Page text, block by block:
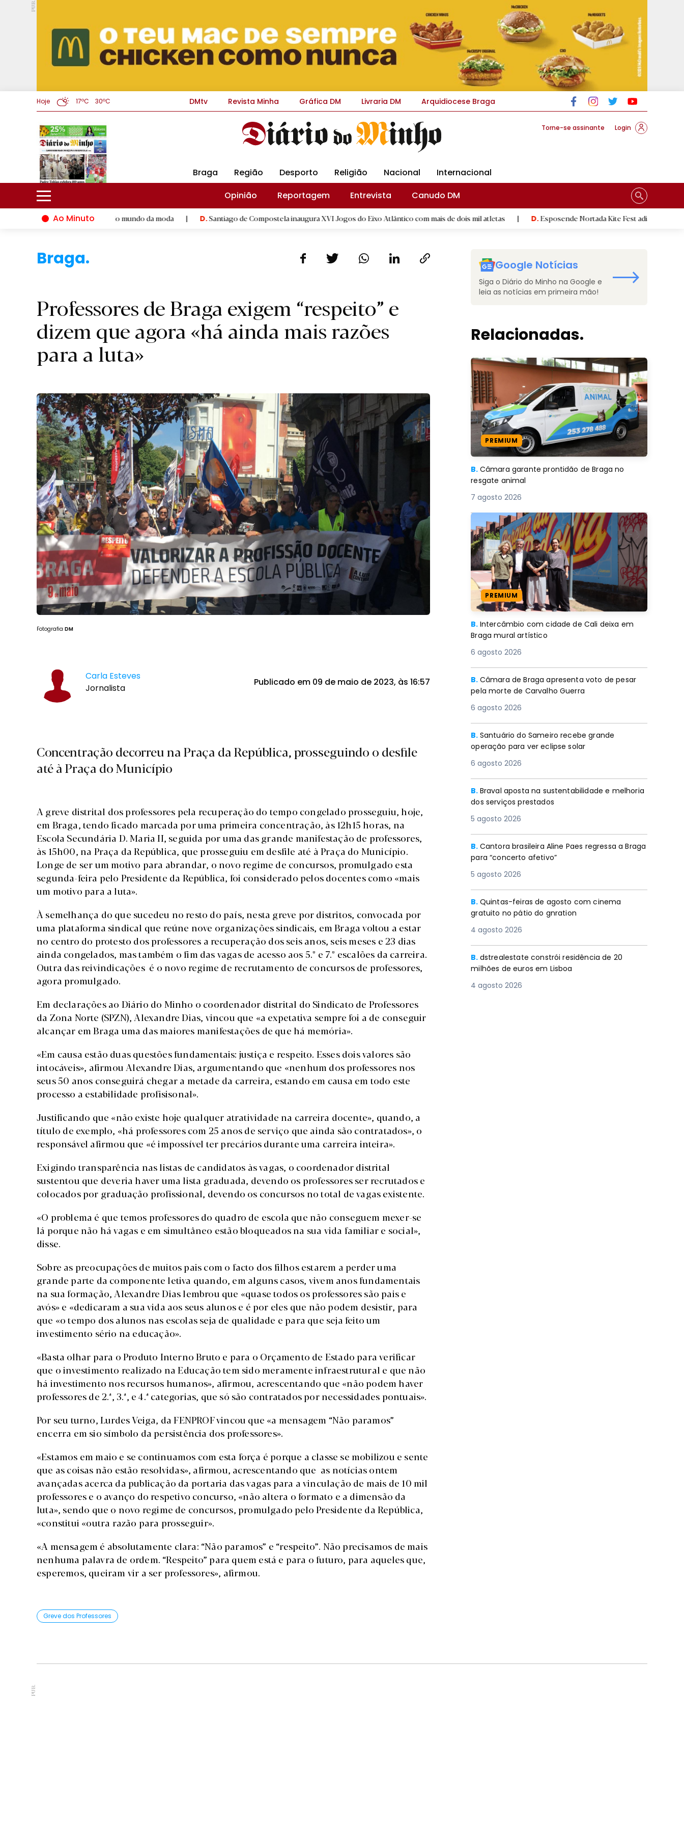
PUB.
Hoje 17ºC 30ºC DMtv Revista Minha Gráfica DM Livraria DM Arquidiocese Braga
Torne-se assinante Login
Braga Região Desporto Religião Nacional
Internacional
Opinião
Reportagem Entrevista
Canudo DM
Ao Minuto
e à inovação do mundo da moda | D.Santiago de Compostela inaugura XVI Jogos do Eixo Atlântico com mais de dois mil atletas | D.Esposende Nortada Kite Fest adiado para setembro
Braga.
Professores de Braga exigem “respeito” e
dizem que agora «há ainda mais razões
para a luta»
Fotografia DM
Carla Esteves
Jornalista
Publicado em 09 de maio de 2023, às 16:57
Concentração decorreu na Praça da República, prosseguindo o desfile
até à Praça do Município
A greve distrital dos professores pela recuperação do tempo congelado prosseguiu, hoje,
em Braga, tendo ficado marcada por uma primeira concentração, às 12h15 horas, na
Escola Secundária D. Maria II, seguida por uma das grande manifestação de professores,
às 15h00, na Praça da República, que prosseguiu em desfile até à Praça do Município.
Longe de ser um motivo para abrandar, o novo regime de concursos, promulgado esta
segunda-feira pelo Presidente da República, foi considerado pelos docentes como «mais
um motivo para a luta».
À semelhança do que sucedeu no resto do país, nesta greve por distritos, convocada por
uma plataforma sindical que reúne nove organizações sindicais, em Braga voltou a estar
no centro do protesto dos professores a recuperação dos seis anos, seis meses e 23 dias
ainda congelados, mas também o fim das vagas de acesso aos 5.º e 7.º escalões da carreira.
Outra das reivindicações é o novo regime de recrutamento de concursos de professores,
agora promulgado.
Em declarações ao Diário do Minho o coordenador distrital do Sindicato de Professores
da Zona Norte (SPZN), Alexandre Dias, vincou que «a expetativa sempre foi a de conseguir
alcançar em Braga uma das maiores manifestações de que há memória».
«Em causa estão duas questões fundamentais: justiça e respeito. Esses dois valores são
intocáveis», afirmou Alexandre Dias, argumentando que «nenhum dos professores nos
seus 50 anos conseguirá chegar a metade da carreira, estando em causa em todo este
processo a estabilidade profisisonal».
Justificando que «não existe hoje qualquer atratividade na carreira docente», quando, a
título de exemplo, «há professores com 25 anos de serviço que ainda são contratados», o
responsável afirmou que «é impossível ter precários durante uma carreira inteira».
Exigindo transparência nas listas de candidatos às vagas, o coordenador distrital
sustentou que deveria haver uma lista graduada, devendo os professores ser recrutados e
colocados por graduação profissional, devendo os concursos no total de vagas existente.
«O problema é que temos professores do quadro de escola que não conseguem mexer-se
lá porque não há vagas e em simultâneo estão bloqueados na sua vida familiar e social»,
disse.
Sobre as preocupações de muitos pais com o facto dos filhos estarem a perder uma
grande parte da componente letiva quando, em alguns casos, vivem anos fundamentais
na sua formação, Alexandre Dias lembrou que «quase todos os professores são pais e
avós» e «dedicaram a sua vida aos seus alunos e é por eles que não podem desistir, para
que «o tempo dos alunos nas escolas seja de qualidade e para que seja feito um
investimento sério na educação».
«Basta olhar para o Produto Interno Bruto e para o Orçamento de Estado para verificar
que o investimento realizado na Educação tem sido meramente infraestrutural e que não
há investimento nos recursos humanos», afirmou, acrescentando que «não podem haver
professores de 2.ª, 3.ª, e 4.ª categorias, que só são contratados por necessidades pontuais».
Por seu turno, Lurdes Veiga, da FENPROF vincou que «a mensagem “Não paramos”
encerra em sio símbolo da persistência dos professores».
«Estamos em maio e se continuamos com esta força é porque a classe se mobilizou e sente
que as coisas não estão resolvidas», afirmou, acrescentando que as notícias ontem
avançadas acerca da publicação da portaria das vagas para a vinculação de mais de 10 mil
professores e o avanço do respetivo concurso, «não altera o formato e a dimensão da
luta», sendo que o novo regime de concursos, promulgado pelo Presidente da República,
«constitui «outra razão para prosseguir».
«A mensagem é absolutamente clara: “Não paramos” e “respeito”. Não precisamos de mais
nenhuma palavra de ordem. “Respeito” para quem está e para o futuro, para aqueles que,
esperemos, queiram vir a ser professores», afirmou.
Greve dos Professores
Google Notícias
Siga o Diário do Minho na Google e
leia as notícias em primeira mão!
Relacionadas.
PREMIUM
B. Câmara garante prontidão de Braga no
resgate animal
7 agosto 2026
PREMIUM
B. Intercâmbio com cidade de Cali deixa em
Braga mural artístico
6 agosto 2026
B. Câmara de Braga apresenta voto de pesar
pela morte de Carvalho Guerra
6 agosto 2026
B. Santuário do Sameiro recebe grande
operação para ver eclipse solar
6 agosto 2026
B. Braval aposta na sustentabilidade e melhoria
dos serviços prestados
5 agosto 2026
B. Cantora brasileira Aline Paes regressa a Braga
para “concerto afetivo”
5 agosto 2026
B. Quintas-feiras de agosto com cinema
gratuito no pátio do gnration
4 agosto 2026
B. dstrealestate constrói residência de 20
milhões de euros em Lisboa
4 agosto 2026
PUB.